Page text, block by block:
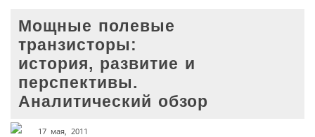
Мощные полевые
транзисторы:
история, развитие и
перспективы.
Аналитический обзор
17 мая, 2011